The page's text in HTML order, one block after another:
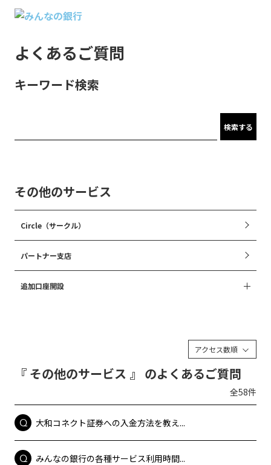
よくあるご質問
キーワード検索
検索する
その他のサービス
Circle（サークル）
パートナー支店
追加口座開設
アクセス数順
『 その他のサービス 』 のよくあるご質問
全58件
大和コネクト証券への入金方法を教え...
みんなの銀行の各種サービス利用時間...